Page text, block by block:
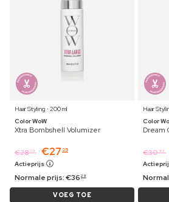
Haar Styling ⋅ 200 ml
Color WoW
Xtra Bombshell Volumizer
€2809 €27 25
Actieprijs
Normale prijs:€36 29
VOEG TOE
Haar
Color
Dream
€30 49